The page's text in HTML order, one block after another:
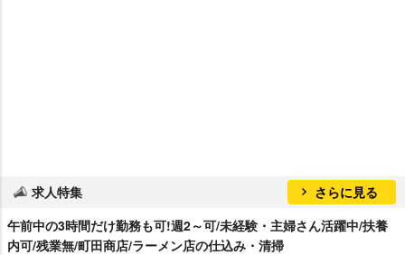
求人特集
さらに見る
午前中の3時間だけ勤務も可!週2～可/未経験・主婦さん活躍中/扶養
内可/残業無/町田商店/ラーメン店の仕込み・清掃